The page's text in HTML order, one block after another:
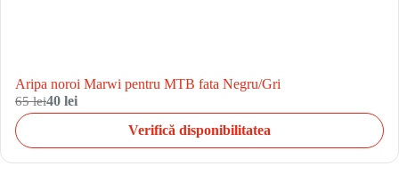
Aripa noroi Marwi pentru MTB fata Negru/Gri
65 lei40 lei
Verifică disponibilitatea